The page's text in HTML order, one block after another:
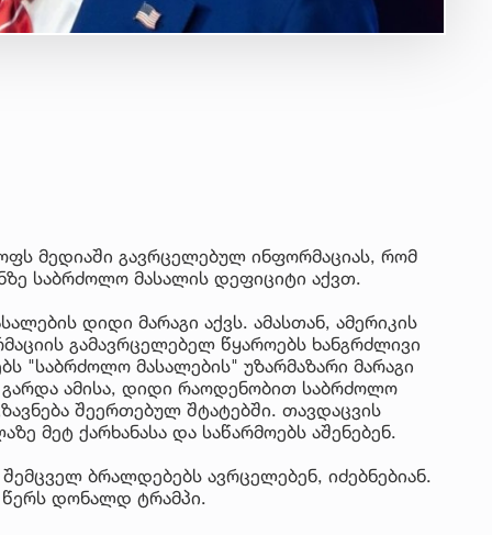
მედიაში გავრცელებულ ინფორმაციას, რომ
საბრძოლო მასალის დეფიციტი აქვთ.
დიდი მარაგი აქვს. ამასთან, ამერიკის
გამავრცელებელ წყაროებს ხანგრძლივი
"საბრძოლო მასალების" უზარმაზარი მარაგი
გარდა ამისა, დიდი რაოდენობით საბრძოლო
შეერთებულ შტატებში. თავდაცვის
მეტ ქარხანასა და საწარმოებს აშენებენ.
ბრალდებებს ავრცელებენ, იძებნებიან.
წერს დონალდ ტრამპი.